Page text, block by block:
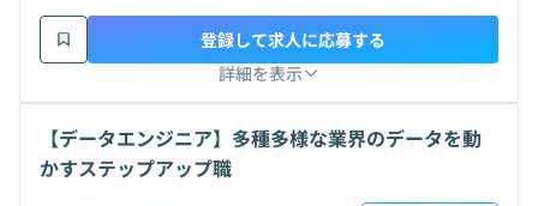
詳細を表示
登録して求人に応募する
【データエンジニア】多種多様な業界のデータを動
かすステップアップ職